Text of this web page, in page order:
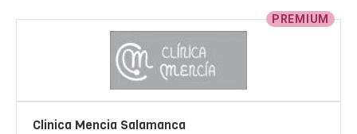
PREMIUM
Clinica Mencia Salamanca